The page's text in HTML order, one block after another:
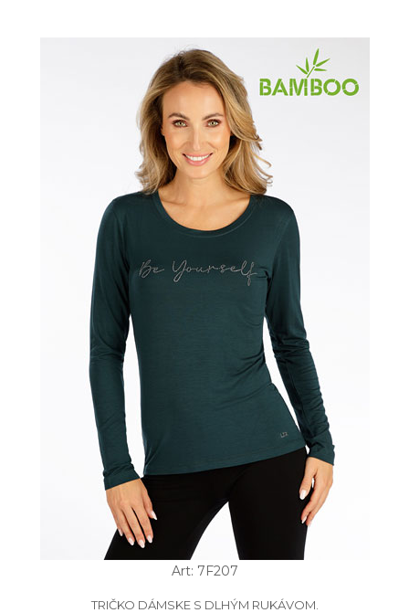
Art: 7F207
TRIČKO DÁMSKE S DLHÝM RUKÁVOM.